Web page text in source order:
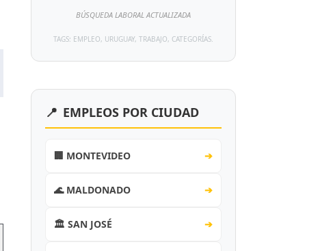
BÚSQUEDA LABORAL ACTUALIZADA
TAGS: EMPLEO, URUGUAY, TRABAJO, CATEGORÍAS.
📍 EMPLEOS POR CIUDAD
🏢 MONTEVIDEO ➔
🌊 MALDONADO ➔
🏛️ SAN JOSÉ ➔